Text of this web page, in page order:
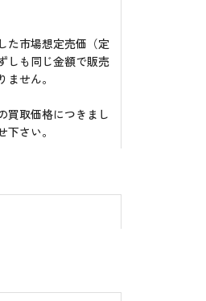
た市場想定売価（定
しも同じ金額で販売
せん。
買取価格につきまし
さい。